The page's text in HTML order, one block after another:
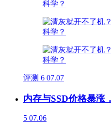
评测 6 07.07
内存与SSD价格暴涨
5 07.06